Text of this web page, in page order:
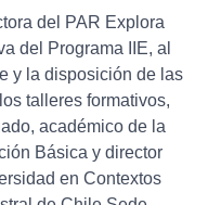
del PAR Explora
del Programa IIE, al
y la disposición de las
talleres formativos,
académico de la
Básica y director
en Contextos